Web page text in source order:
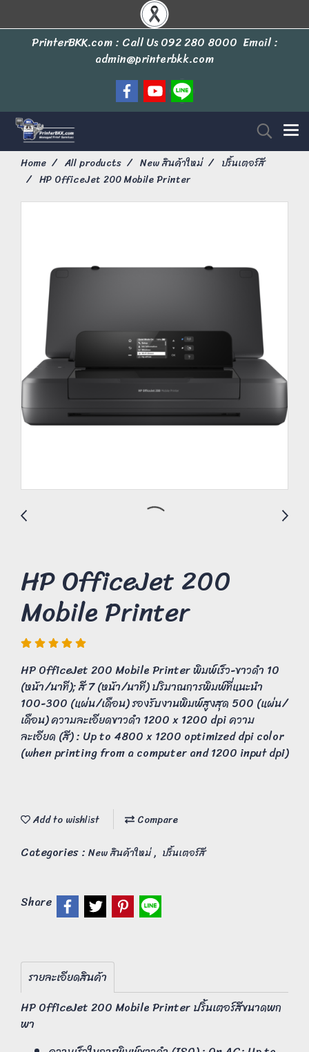
PrinterBKK.com : Call Us092 280 8000 Email :
admin@printerbkk.com
Home All products New สินค้าใหม่
ปริ้นเตอร์สี
HP OfficeJet 200 Mobile Printer
HP OfficeJet 200
Mobile Printer
HP OfficeJet 200 Mobile Printer พิมพ์เร็ว-ขาวดำ 10
(หน้า/นาที); สี 7 (หน้า/นาที) ปริมาณการพิมพ์ที่แนะนำ
100-300 (แผ่น/เดือน) รองรับงานพิมพ์สูงสุด 500 (แผ่น/
เดือน) ความละเอียดขาวดำ 1200 x 1200 dpi ความ
ละเอียด (สี) : Up to 4800 x 1200 optimized dpi color
(when printing from a computer and 1200 input dpi)
Add to wishlist Compare
Categories : New สินค้าใหม่, ปริ้นเตอร์สี
Share
รายละเอียดสินค้า
HP OfficeJet 200 Mobile Printer ปริ้นเตอร์สีขนาดพก
พา